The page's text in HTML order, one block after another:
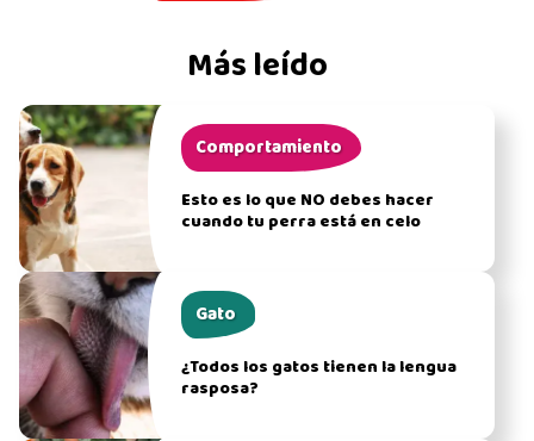
Más leído
Comportamiento
Esto es lo que NO debes hacer
cuando tu perra está en celo
Gato
¿Todos los gatos tienen la lengua
rasposa?